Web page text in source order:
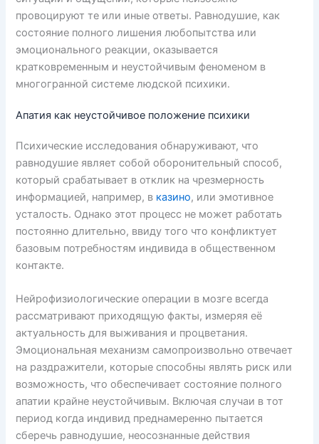
провоцируют те или иные ответы. Равнодушие, как
состояние полного лишения любопытства или
эмоционального реакции, оказывается
кратковременным и неустойчивым феноменом в
многогранной системе людской психики.
Апатия как неустойчивое положение психики
Психические исследования обнаруживают, что
равнодушие являет собой оборонительный способ,
который срабатывает в отклик на чрезмерность
информацией, например, в казино, или эмотивное
усталость. Однако этот процесс не может работать
постоянно длительно, ввиду того что конфликтует
базовым потребностям индивида в общественном
контакте.
Нейрофизиологические операции в мозге всегда
рассматривают приходящую факты, измеряя её
актуальность для выживания и процветания.
Эмоциональная механизм самопроизвольно отвечает
на раздражители, которые способны являть риск или
возможность, что обеспечивает состояние полного
апатии крайне неустойчивым. Включая случаи в тот
период когда индивид преднамеренно пытается
сберечь равнодушие, неосознанные действия